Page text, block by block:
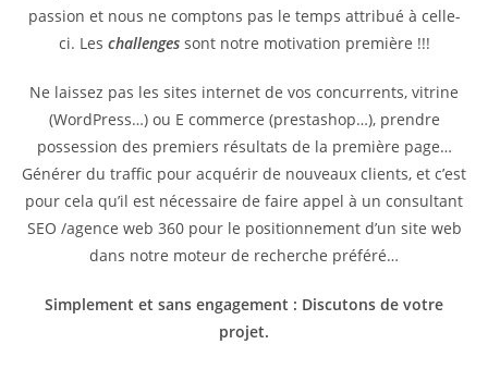
passion et nous ne comptons pas le temps attribué à celle-
ci. Les challengessont notre motivation première !!!
Ne laissez pas les sites internet de vos concurrents, vitrine
(WordPress…) ou E commerce (prestashop…), prendre
possession des premiers résultats de la première page…
Générer du traffic pour acquérir de nouveaux clients, et c’est
pour cela qu’il est nécessaire de faire appel à un consultant
SEO /agence web 360 pour le positionnement d’un site web
dans notre moteur de recherche préféré…
Simplement et sans engagement : Discutons de votre
projet.